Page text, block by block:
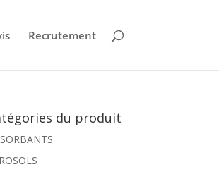
Recrutement
du produit